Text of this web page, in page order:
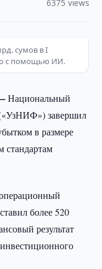
6375 views
сумов в I
с помощью ИИ.
—Национальный
завершил
в размере
стандартам
более 520
результат